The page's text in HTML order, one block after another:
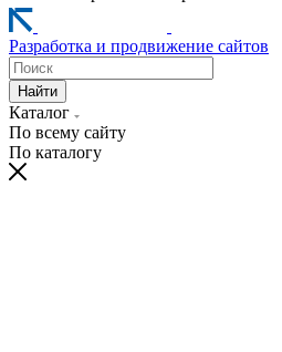
Разработка и продвижение сайтов
Найти
Каталог
По всему сайту
По каталогу